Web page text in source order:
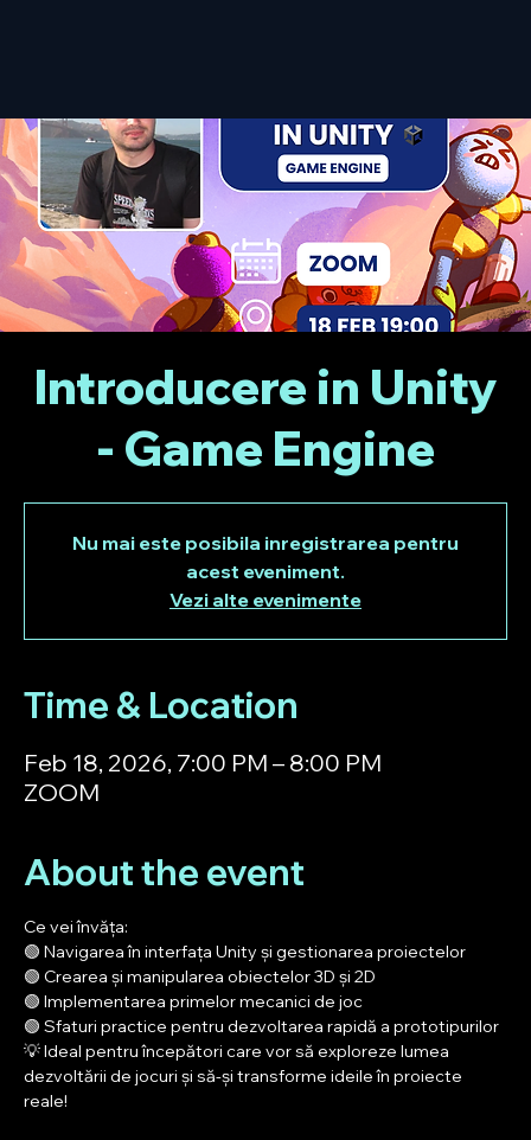
Introducere in Unity
- Game Engine
Nu mai este posibila inregistrarea pentru
acest eveniment.
Vezi alte evenimente
Time & Location
Feb 18, 2026, 7:00 PM – 8:00 PM
ZOOM
About the event
Ce vei învăța:
🟢 Navigarea în interfața Unity și gestionarea proiectelor
🟢 Crearea și manipularea obiectelor 3D și 2D
🟢 Implementarea primelor mecanici de joc
🟢 Sfaturi practice pentru dezvoltarea rapidă a prototipurilor
💡 Ideal pentru începători care vor să exploreze lumea
dezvoltării de jocuri și să-și transforme ideile în proiecte
reale!